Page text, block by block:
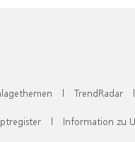
| TrendRadar |
| Information zu